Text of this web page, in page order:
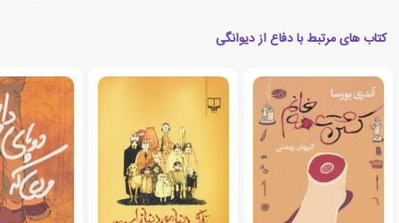
کتاب های مرتبط با دفاع از دیوانگی